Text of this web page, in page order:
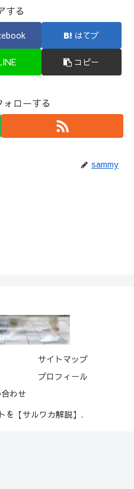
する
はてブ
コピー
ローする
sammy
サイトマップ
プロフィール
わせ
【サルワカ解説】.